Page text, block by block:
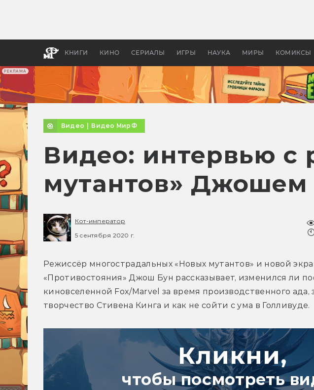
РЕКЛАМА
КНИГИ КИНО СЕРИАЛЫ ИГРЫ НАУКА МИРЫ КОМИКСЫ
апокалипсис, в России —
Видео Видео МирФ
Видео: интервью с
мутантов» Джошем
Кот-император
5 сентября 2020 г.
Режиссёр многострадальных «Новых мутантов» и новой
«Противостояния» Джош Бун рассказывает, изменился ли
киновселенной Fox/Marvel за время производственного ада,
творчество Стивена Кинга и как не сойти с ума в Голливуде.
Кликни,
чтобы посмотреть